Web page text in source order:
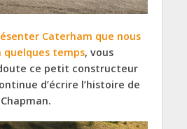
Caterham que nous
quelques temps, vous
ce petit constructeur
d’écrire l’histoire de